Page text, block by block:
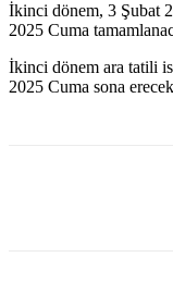
İkinci dönem, 3 Şubat
2025 Cuma
İkinci dönem ara tatili
2025 Cuma sona